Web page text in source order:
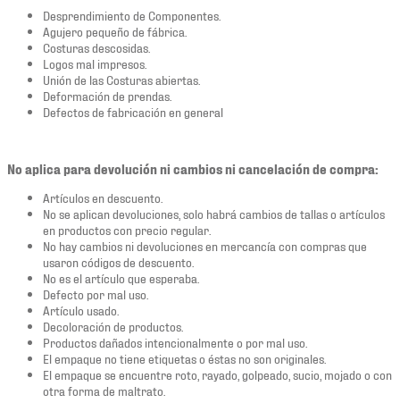
Desprendimiento de Componentes.
Agujero pequeño de fábrica.
Costuras descosidas.
Logos mal impresos.
Unión de las Costuras abiertas.
Deformación de prendas.
Defectos de fabricación en general
No aplica para devolución ni cambios ni cancelación de compra:
Artículos en descuento.
No se aplican devoluciones, solo habrá cambios de tallas o artículos
en productos con precio regular.
No hay cambios ni devoluciones en mercancía con compras que
usaron códigos de descuento.
No es el artículo que esperaba.
Defecto por mal uso.
Artículo usado.
Decoloración de productos.
Productos dañados intencionalmente o por mal uso.
El empaque no tiene etiquetas o éstas no son originales.
El empaque se encuentre roto, rayado, golpeado, sucio, mojado o con
otra forma de maltrato.